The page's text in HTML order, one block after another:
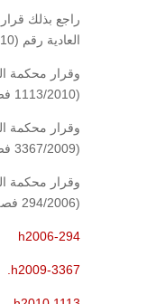
راجع بذلك
العادية رقم (1372/2010 فصل 2/2/2011 )
وقرار محكمة
(1113/2010 فصل 13/1/2011)
وقرار محكمة
(3367/2009 فصل 16/5/2010)
وقرار محكمة
(294/2006 فصل 27/3/2006).
h2006-294
h2009-3367.